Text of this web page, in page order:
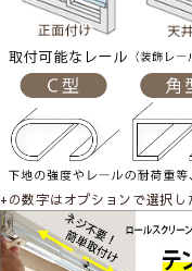
+の数字はオプションで選択